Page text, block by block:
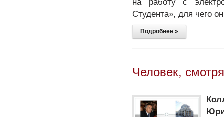
Студента», для чего
Подробнее »
Человек,